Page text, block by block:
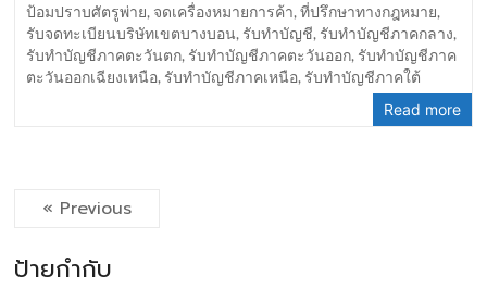
ป้อมปราบศัตรูพ่าย, จดเครื่องหมายการค้า,ที่ปรึกษาทางกฎหมาย,
รับจดทะเบียนบริษัทเขตบางบอน, รับทำบัญชี, รับทำบัญชีภาคกลาง,
รับทำบัญชีภาคตะวันตก, รับทำบัญชีภาคตะวันออก, รับทำบัญชีภาค
ตะวันออกเฉียงเหนือ, รับทำบัญชีภาคเหนือ, รับทำบัญชีภาคใต้
Read more
« Previous
ป้ายกำกับ